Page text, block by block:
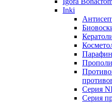
Inki
Серия
Серия